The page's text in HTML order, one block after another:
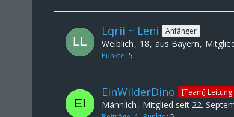
Lqrii ~ Leni Anfänger
Weiblich 18 aus Bayern
Punkte 5
EinWilderDino [Team] Leitung
Männlich Mitglied seit 22.